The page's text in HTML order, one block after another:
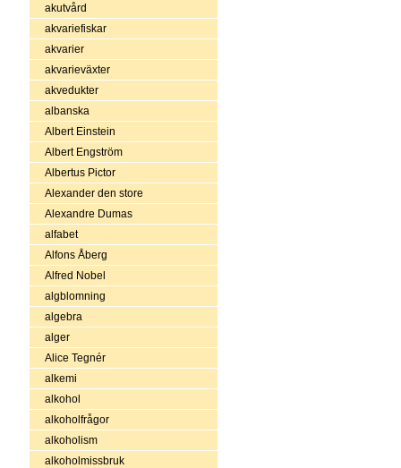
akutvård
akvariefiskar
akvarier
akvarieväxter
akvedukter
albanska
Albert Einstein
Albert Engström
Albertus Pictor
Alexander den store
Alexandre Dumas
alfabet
Alfons Åberg
Alfred Nobel
algblomning
algebra
alger
Alice Tegnér
alkemi
alkohol
alkoholfrågor
alkoholism
alkoholmissbruk